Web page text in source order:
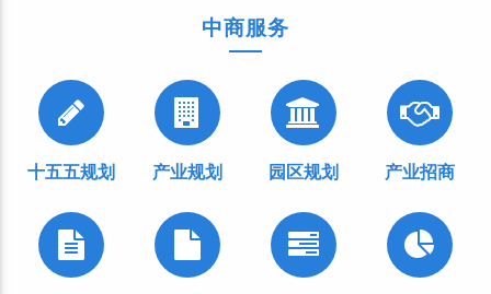
中商服务
十五五规划 产业规划 园区规划 产业招商